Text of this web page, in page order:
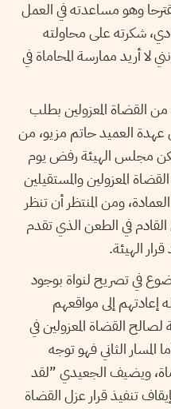
وهو مساعدته في العمل
شكرته على محاولته
أريد ممارسة المحاماة في
القضاة المعزولين بطلب
عهدة العميد حاتم مزيو، من
لكن مجلس الهيئة رفض يوم
جميع القضاة المعزولين والمستقيلين
ومن المنتظر أن تنظر
يوم 28 جانفي القادم في الطعن الذي تقدم
الهيئة.
في تصريح لنواة بوجود
إعادتهم إلى مواقعهم
لصالح القضاة المعزولين في
المسار الثاني فهو توجه
ويضيف الجعيدي ”لقد
تنفيذ قرار عزل القضاة